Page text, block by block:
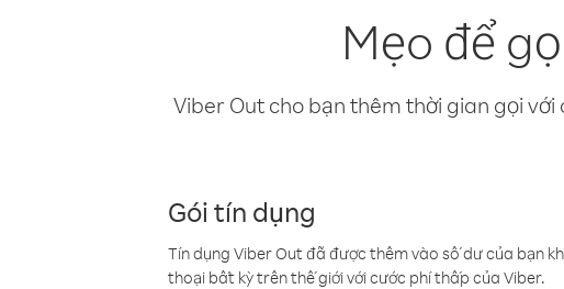
Mẹo để
Viber Out cho bạn thêm thời gian gọi
Gói tín dụng
Tín dụng Viber Out đã được thêm vào số dư của bạn
thoại bất kỳ trên thế giới với cước phí thấp của Viber.